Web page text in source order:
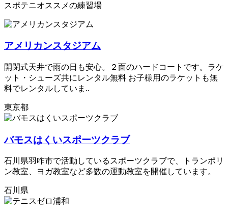
スポテニオススメの練習場
アメリカンスタジアム
開閉式天井で雨の日も安心。２面のハードコートです。ラケ
ット・シューズ共にレンタル無料 お子様用のラケットも無
料でレンタルしていま..
東京都
バモスはくいスポーツクラブ
石川県羽咋市で活動しているスポーツクラブで、トランポリ
ン教室、ヨガ教室など多数の運動教室を開催しています。
石川県